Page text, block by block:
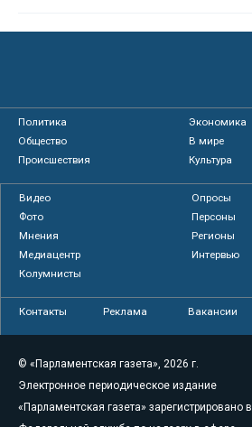
Политика
Экономика
Общество
В мире
Происшествия
Культура
Видео
Опросы
Фото
Персоны
Мнения
Регионы
Медиацентр
Интервью
Колумнисты
Контакты Реклама Вакансии
© «Парламентская газета», 2026 г.
Электронное периодическое издание
«Парламентская газета» зарегистрировано в